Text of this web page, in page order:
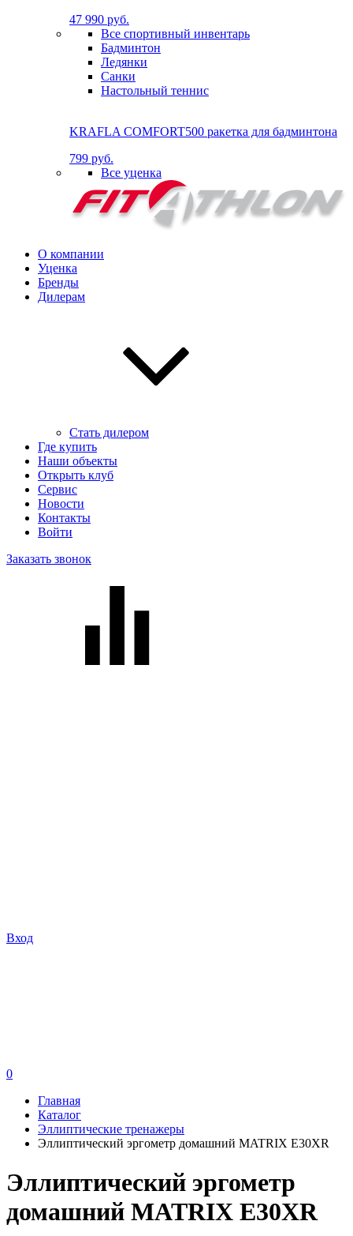
47 990 руб.
Все спортивный инвентарь
Бадминтон
Ледянки
Санки
Настольный теннис
KRAFLA COMFORT500 ракетка для бадминтона
799 руб.
Все уценка
О компании
Уценка
Бренды
Дилерам
Стать дилером
Где купить
Наши объекты
Открыть клуб
Сервис
Новости
Контакты
Войти
Заказать звонок
Вход
0
Главная
Каталог
Эллиптические тренажеры
Эллиптический эргометр домашний MATRIX E30XR
Эллиптический эргометр
домашний MATRIX E30XR